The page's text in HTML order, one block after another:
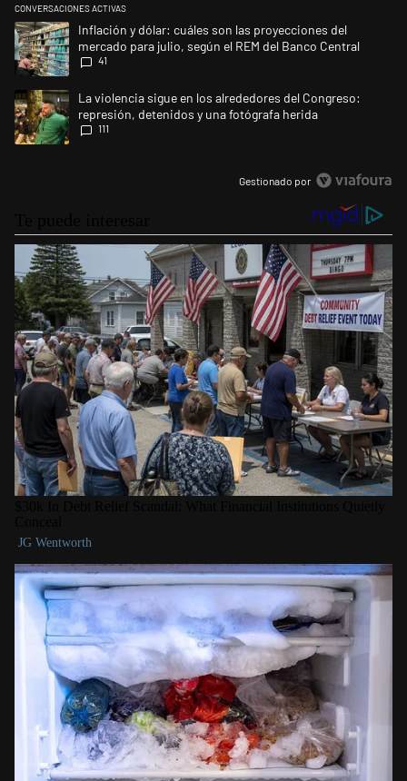
CONVERSACIONES ACTIVAS
Este listado muestra los artículos con más comentarios en los últimos
Un artículo de tendencia con el título "Inflación y dólar: cuáles son las
Inflación y dólar: cuáles son las proyecciones del
mercado para julio, según el REM del Banco Central
41
Un artículo de tendencia con el título "La violencia sigue en los
La violencia sigue en los alrededores del Congreso:
represión, detenidos y una fotógrafa herida
111
Gestionado por